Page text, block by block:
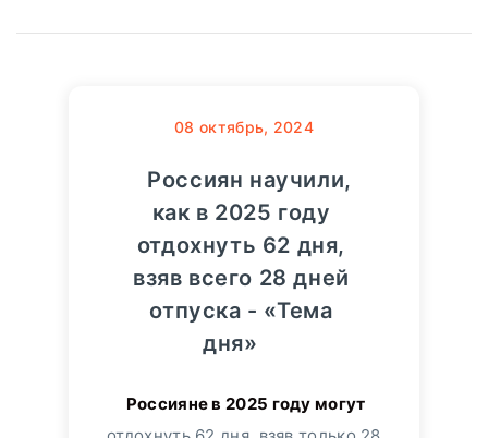
08 октябрь, 2024
Россиян научили,
как в 2025 году
отдохнуть 62 дня,
взяв всего 28 дней
отпуска - «Тема
дня»